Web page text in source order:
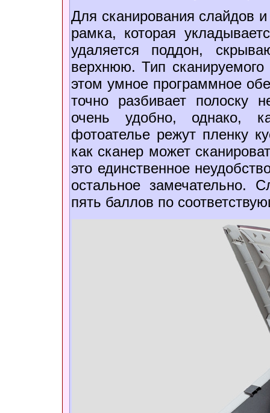
Для сканирования слайдов и
рамка, которая
удаляется поддон,
верхнюю. Тип
этом умное программное
точно разбивает полоску
очень удобно, однако,
фотоателье режут пленку
как сканер может
это единственное
остальное замечательно.
пять баллов по